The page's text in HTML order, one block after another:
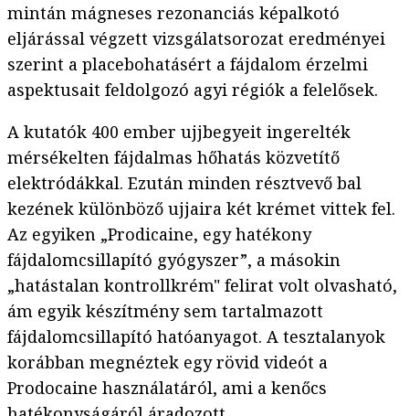
mintán mágneses rezonanciás képalkotó
eljárással végzett vizsgálatsorozat eredményei
szerint a placebohatásért a fájdalom érzelmi
aspektusait feldolgozó agyi régiók a felelősek.
A kutatók 400 ember ujjbegyeit ingerelték
mérsékelten fájdalmas hőhatás közvetítő
elektródákkal. Ezután minden résztvevő bal
kezének különböző ujjaira két krémet vittek fel.
Az egyiken „Prodicaine, egy hatékony
fájdalomcsillapító gyógyszer”, a másokin
„hatástalan kontrollkrém" felirat volt olvasható,
ám egyik készítmény sem tartalmazott
fájdalomcsillapító hatóanyagot. A tesztalanyok
korábban megnéztek egy rövid videót a
Prodocaine használatáról, ami a kenőcs